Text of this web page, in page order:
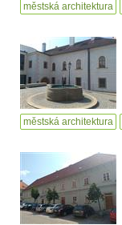
městská architektura
městská architektura